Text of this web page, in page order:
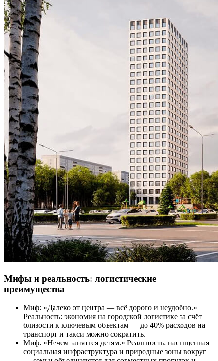
Мифы и реальность: логистические
преимущества
Миф: «Далеко от центра — всё дорого и неудобно.»
Реальность: экономия на городской логистике за счёт
близости к ключевым объектам — до 40% расходов на
транспорт и такси можно сократить.
Миф: «Нечем заняться детям.» Реальность: насыщенная
социальная инфраструктура и природные зоны вокруг